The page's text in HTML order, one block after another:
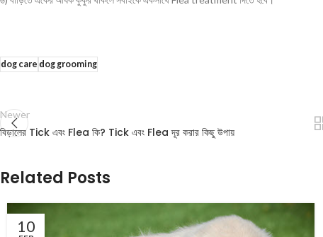
dog care dog grooming
Newer
বিড়ালের Tick এবং Flea কি? Tick এবং Flea দূর করার কিছু উপায়
Related Posts
10